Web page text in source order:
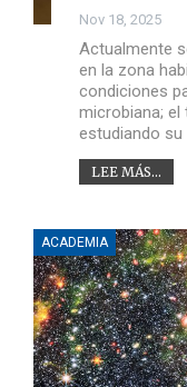
Nov 18, 2025
Actualmente
en la zona
condiciones
microbiana;
estudiando
LEE MÁS...
ACADEMIA